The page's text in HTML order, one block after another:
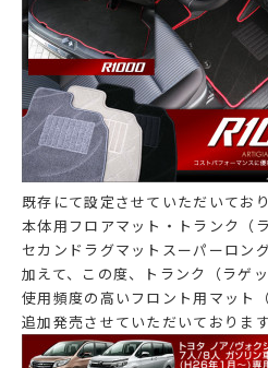
既存にて設定させていただいてお
本体用フロアマット・トランク（
セカンドラグマットスーパーロン
加えて、この度、トランク（ラゲ
使用頻度の高いフロント用マット
追加発売させていただいております